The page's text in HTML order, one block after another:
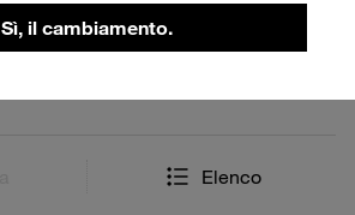
Sì, il cambiamento.
Elenco